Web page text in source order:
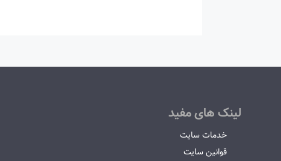
لینک های مفید
خدمات سایت
قوانین سایت